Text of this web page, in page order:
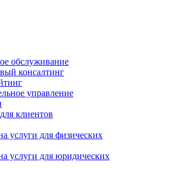
обслуживание
консалтинг
управление
клиентов
услуги для физических
услуги для юридических